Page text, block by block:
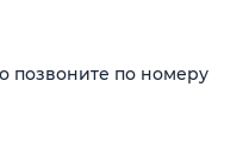
позвоните по номеру